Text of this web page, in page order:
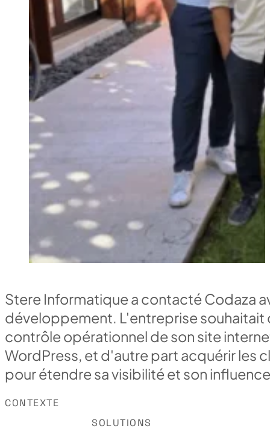
Stere Informatique a contacté Codaza
développement. L'entreprise
contrôle opérationnel de son site
WordPress, et d'autre part acquérir les
pour étendre sa visibilité et son
CONTEXTE
SOLUTIONS